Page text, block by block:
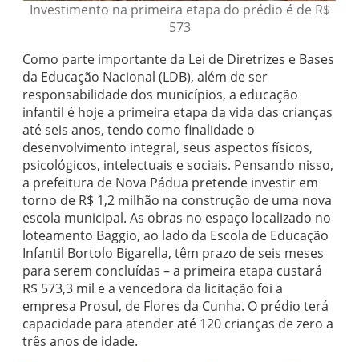
Investimento na primeira etapa do prédio é de R$
573
Como parte importante da Lei de Diretrizes e Bases
da Educação Nacional (LDB), além de ser
responsabilidade dos municípios, a educação
infantil é hoje a primeira etapa da vida das crianças
até seis anos, tendo como finalidade o
desenvolvimento integral, seus aspectos físicos,
psicológicos, intelectuais e sociais. Pensando nisso,
a prefeitura de Nova Pádua pretende investir em
torno de R$ 1,2 milhão na construção de uma nova
escola municipal. As obras no espaço localizado no
loteamento Baggio, ao lado da Escola de Educação
Infantil Bortolo Bigarella, têm prazo de seis meses
para serem concluídas – a primeira etapa custará
R$ 573,3 mil e a vencedora da licitação foi a
empresa Prosul, de Flores da Cunha. O prédio terá
capacidade para atender até 120 crianças de zero a
três anos de idade.